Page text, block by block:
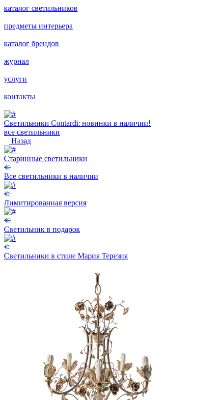
каталог светильников
предметы интерьера
каталог брендов
журнал
услуги
контакты
Светильники Contardi: новинки в наличии!
все светильники
Назад
Старинные светильники
Все светильники в наличии
Лимитированная версия
Светильник в подарок
Светильники в стиле Мария Терезия